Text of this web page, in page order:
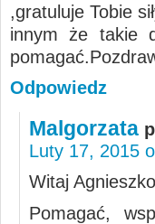
,gratuluje Tobie
innym że takie
Odpowiedz
Malgorzata
Luty 17, 2015
Witaj
Pomagać,